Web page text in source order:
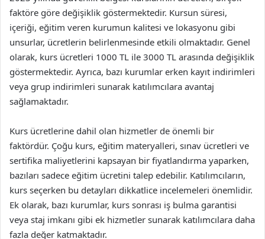
faktöre göre değişiklik göstermektedir. Kursun süresi,
içeriği, eğitim veren kurumun kalitesi ve lokasyonu gibi
unsurlar, ücretlerin belirlenmesinde etkili olmaktadır. Genel
olarak, kurs ücretleri 1000 TL ile 3000 TL arasında değişiklik
göstermektedir. Ayrıca, bazı kurumlar erken kayıt indirimleri
veya grup indirimleri sunarak katılımcılara avantaj
sağlamaktadır.
Kurs ücretlerine dahil olan hizmetler de önemli bir
faktördür. Çoğu kurs, eğitim materyalleri, sınav ücretleri ve
sertifika maliyetlerini kapsayan bir fiyatlandırma yaparken,
bazıları sadece eğitim ücretini talep edebilir. Katılımcıların,
kurs seçerken bu detayları dikkatlice incelemeleri önemlidir.
Ek olarak, bazı kurumlar, kurs sonrası iş bulma garantisi
veya staj imkanı gibi ek hizmetler sunarak katılımcılara daha
fazla değer katmaktadır.